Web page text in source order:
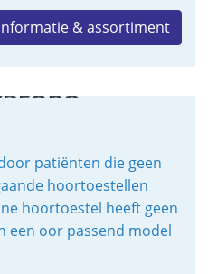
& assortiment
patiënten die geen
hoortoestellen
hoortoestel heeft geen
een oor passend model